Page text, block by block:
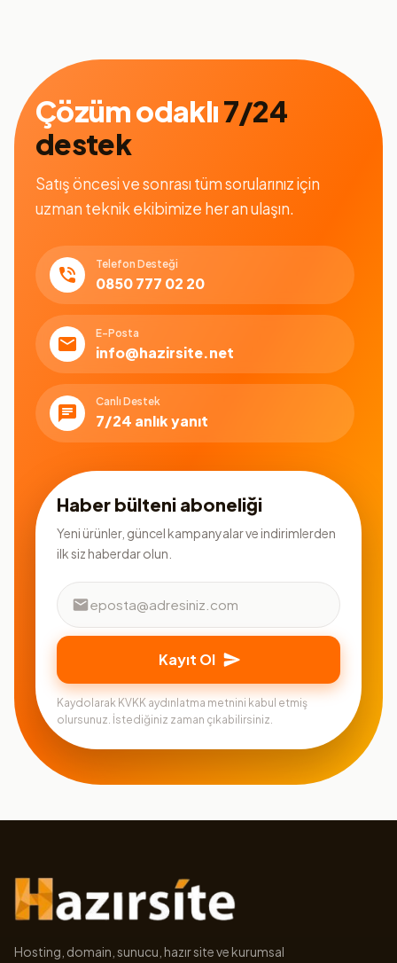
Çözüm odaklı7/24
destek
Satış öncesi ve sonrası tüm sorularınız için
uzman teknik ekibimize her an ulaşın.
Telefon Desteği
0850 777 02 20
E-Posta
info@hazirsite.net
Canlı Destek
7/24 anlık yanıt
Haber bülteni aboneliği
Yeni ürünler, güncel kampanyalar ve indirimlerden
ilk siz haberdar olun.
Kayıt Ol
Kaydolarak KVKK aydınlatma metnini kabul etmiş
olursunuz. İstediğiniz zaman çıkabilirsiniz.
Hosting, domain, sunucu, hazır site ve kurumsal